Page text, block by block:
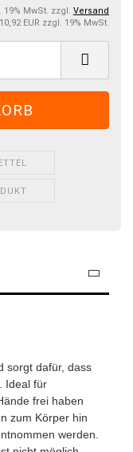
19% MwSt. zzgl. Versand
10,92 EUR zzgl. 19% MwSt.
sorgt dafür, dass
Ideal für
frei haben
zum Körper hin
werden.